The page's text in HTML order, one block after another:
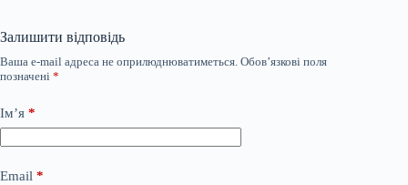
Залишити відповідь
Ваша e-mail адреса не оприлюднюватиметься. Обов’язкові поля
позначені *
Ім’я *
Email *